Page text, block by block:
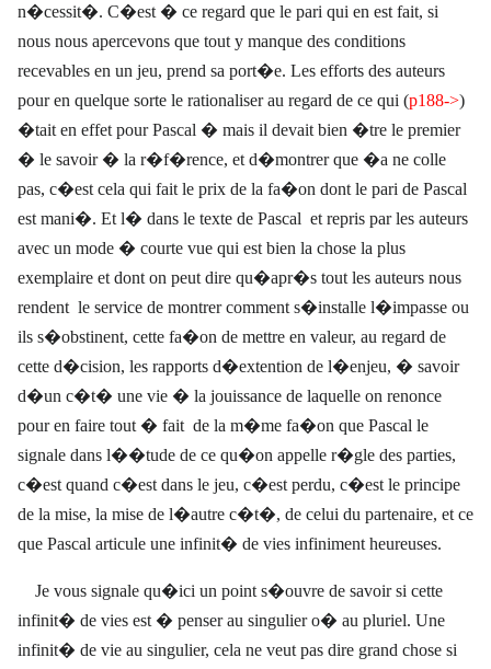
n�cessit�. C�est � ce regard que le pari qui en est fait, si
nous nous apercevons que tout y manque des conditions
recevables en un jeu, prend sa port�e. Les efforts des auteurs
pour en quelque sorte le rationaliser au regard de ce qui (p188->)
�tait en effet pour Pascal � mais il devait bien �tre le premier
� le savoir � la r�f�rence, et d�montrer que �a ne colle
pas, c�est cela qui fait le prix de la fa�on dont le pari de Pascal
est mani�. Et l� dans le texte de Pascal et repris par les auteurs
avec un mode � courte vue qui est bien la chose la plus
exemplaire et dont on peut dire qu�apr�s tout les auteurs nous
rendent le service de montrer comment s�installe l�impasse ou
ils s�obstinent, cette fa�on de mettre en valeur, au regard de
cette d�cision, les rapports d�extention de l�enjeu, � savoir
d�un c�t� une vie � la jouissance de laquelle on renonce
pour en faire tout � fait de la m�me fa�on que Pascal le
signale dans l��tude de ce qu�on appelle r�gle des parties,
c�est quand c�est dans le jeu, c�est perdu, c�est le principe
de la mise, la mise de l�autre c�t�, de celui du partenaire, et ce
que Pascal articule une infinit� de vies infiniment heureuses.
Je vous signale qu�ici un point s�ouvre de savoir si cette
infinit� de vies est � penser au singulier o� au pluriel. Une
infinit� de vie au singulier, cela ne veut pas dire grand chose si